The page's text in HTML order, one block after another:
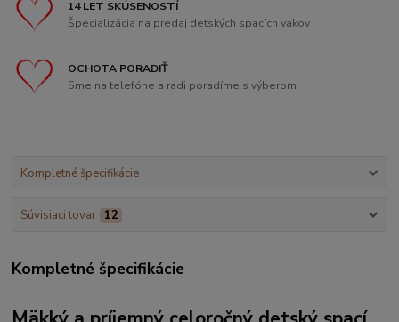
14 LET SKÚSENOSTÍ
Špecializácia na predaj detských spacích vakov
OCHOTA PORADIŤ
Sme na telefóne a radi poradíme s výberom
Kompletné špecifikácie
Súvisiaci tovar 12
Kompletné špecifikácie